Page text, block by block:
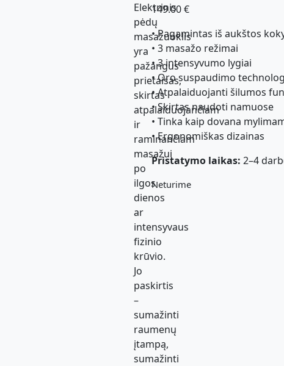
149.00€
• Pagamintas iš aukštos
• 3 masažo režimai
• 3 intensyvumo lygiai
• Oro suspaudimo
• Atpalaiduojanti šilumos
• Skirtas naudoti namuose
• Tinka kaip dovana
• Ergonomiškas dizainas
Pristatymo laikas: 2–4
Neturime
Elektrinis
pėdų
masažuoklis
yra
pažangus
prietaisas,
skirtas
atpalaiduojančiam
ir
raminančiam
masažui
po
ilgos
dienos
ar
intensyvaus
fizinio
krūvio.
Jo
paskirtis
–
sumažinti
raumenų
įtampą,
sumažinti